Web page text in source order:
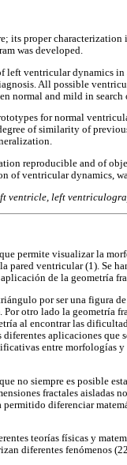
its proper
was developed.
left ventricular dynamics
All possible
normal and mild in
for normal
of similarity of
reproducible and of
of ventricular dynamics,
ventricle, left
permite visualizar la
pared ventricular (1). Se
de la geometría
por ser una figura
otro lado la geometría
al encontrar las
aplicaciones
entre morfologías
no siempre es posible
fractales aisladas
diferenciar
teorías físicas y
diferentes fenómenos